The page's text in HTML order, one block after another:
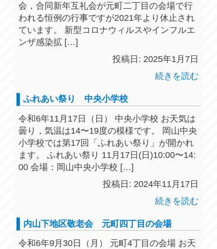
会，合同新年互礼会が元町二丁目の会場で行
われる恒例の行事ですが2021年より休止され
ています。 新型コロナウィルスやインフルエ
ンザ感染拡 […]
投稿日: 2025年1月7日
続きを読む
ふれあい祭り 中央小学校
令和6年11月17日（日） 中央小学校 お天気は
曇り，気温は14〜19度の模様です。 岡山中央
小学校では第17回「ふれあい祭り」が開かれ
ます。 ふれあい祭り 11月17日(日)10:00〜14:
00 会場：岡山中央小学校 […]
投稿日: 2024年11月17日
続きを読む
内山下地区敬老会 元町四丁目の会場
令和6年9月30日（月） 元町4丁目の会場 お天